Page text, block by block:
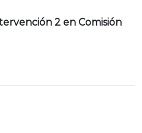
2 en Comisión